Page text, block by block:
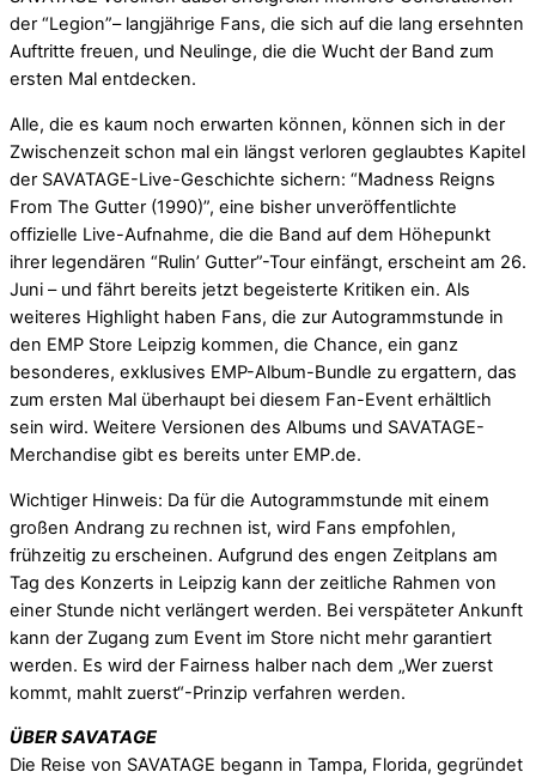
der “Legion”– langjährige Fans, die sich auf die lang ersehnten
Auftritte freuen, und Neulinge, die die Wucht der Band zum
ersten Mal entdecken.
Alle, die es kaum noch erwarten können, können sich in der
Zwischenzeit schon mal ein längst verloren geglaubtes Kapitel
der SAVATAGE-Live-Geschichte sichern: “Madness Reigns
From The Gutter (1990)”, eine bisher unveröffentlichte
offizielle Live-Aufnahme, die die Band auf dem Höhepunkt
ihrer legendären “Rulin’ Gutter”-Tour einfängt, erscheint am 26.
Juni – und fährt bereits jetzt begeisterte Kritiken ein. Als
weiteres Highlight haben Fans, die zur Autogrammstunde in
den EMP Store Leipzig kommen, die Chance, ein ganz
besonderes, exklusives EMP-Album-Bundle zu ergattern, das
zum ersten Mal überhaupt bei diesem Fan-Event erhältlich
sein wird. Weitere Versionen des Albums und SAVATAGE-
Merchandise gibt es bereits unter EMP.de.
Wichtiger Hinweis: Da für die Autogrammstunde mit einem
großen Andrang zu rechnen ist, wird Fans empfohlen,
frühzeitig zu erscheinen. Aufgrund des engen Zeitplans am
Tag des Konzerts in Leipzig kann der zeitliche Rahmen von
einer Stunde nicht verlängert werden. Bei verspäteter Ankunft
kann der Zugang zum Event im Store nicht mehr garantiert
werden. Es wird der Fairness halber nach dem „Wer zuerst
kommt, mahlt zuerst“-Prinzip verfahren werden.
ÜBER SAVATAGE
Die Reise von SAVATAGE begann in Tampa, Florida, gegründet